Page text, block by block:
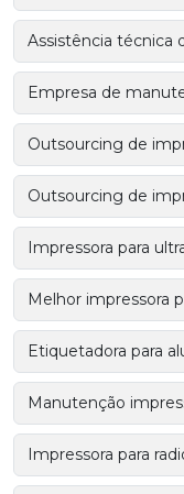
Assistência técnica
Empresa de
Outsourcing de
Outsourcing de
Impressora para
Melhor impressora
Etiquetadora para
Manutenção
Impressora para